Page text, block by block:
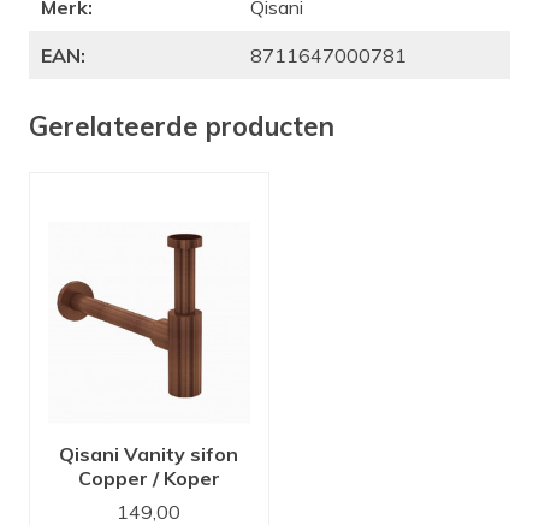
Merk:
Qisani
EAN:
8711647000781
Gerelateerde producten
Qisani Vanity sifon
Copper / Koper
181052
149,00